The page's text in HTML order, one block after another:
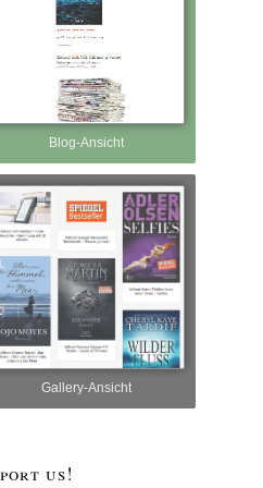
Blog-Ansicht
Gallery-Ansicht
us!